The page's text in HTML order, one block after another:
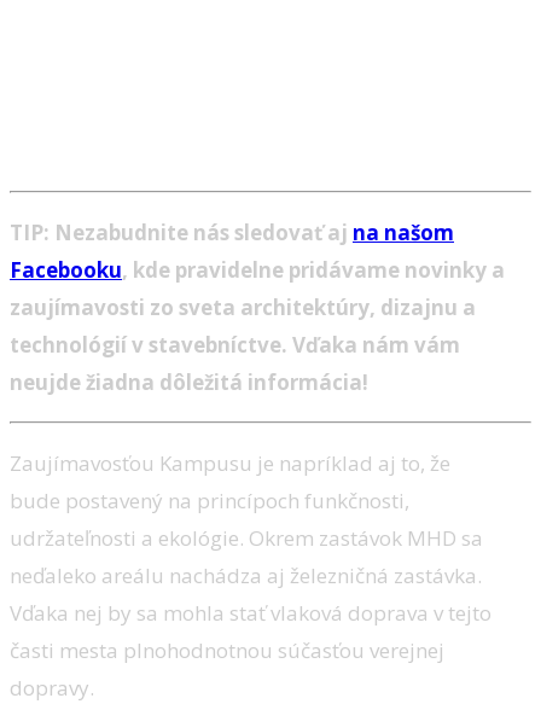
TIP: Nezabudnite nás sledovať aj na našom
Facebooku, kde pravidelne pridávame novinky a
zaujímavosti zo sveta architektúry, dizajnu a
technológií v stavebníctve. Vďaka nám vám
neujde žiadna dôležitá informácia!
Zaujímavosťou Kampusu je napríklad aj to, že
bude postavený na princípoch funkčnosti,
udržateľnosti a ekológie. Okrem zastávok MHD sa
neďaleko areálu nachádza aj železničná zastávka.
Vďaka nej by sa mohla stať vlaková doprava v tejto
časti mesta plnohodnotnou súčasťou verejnej
dopravy.